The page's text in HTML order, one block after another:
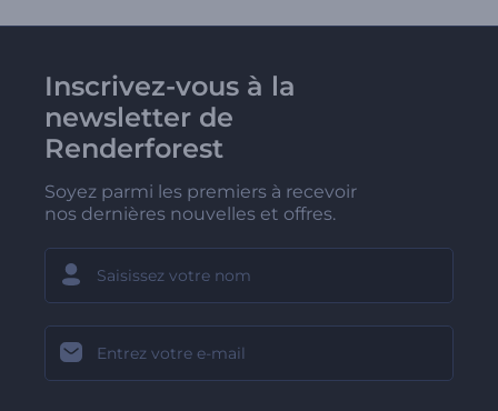
Inscrivez-vous à la
newsletter de
Renderforest
Soyez parmi les premiers à recevoir
nos dernières nouvelles et offres.